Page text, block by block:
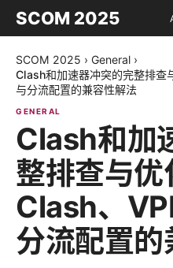
SCOM 2025
SCOM 2025 › General ›
Clash和加速器冲突的完整排查
与分流配置的兼容性解法
GENERAL
Clash和加
整排查与优
Clash、
分流配置